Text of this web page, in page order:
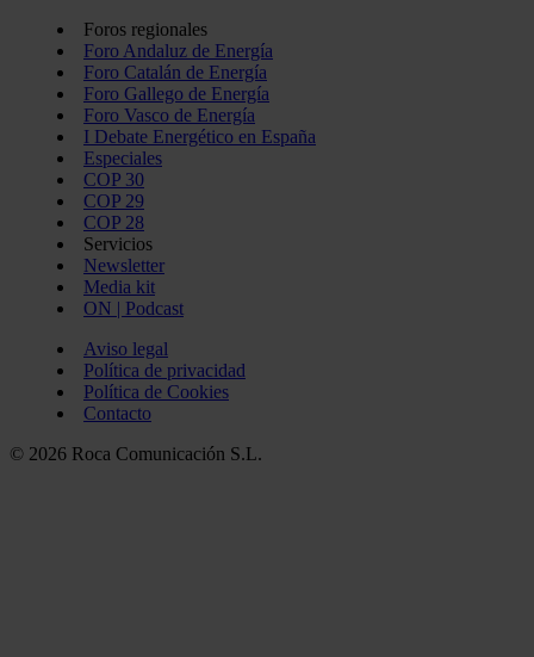
Foros regionales
Foro Andaluz de Energía
Foro Catalán de Energía
Foro Gallego de Energía
Foro Vasco de Energía
I Debate Energético en España
Especiales
COP 30
COP 29
COP 28
Servicios
Newsletter
Media kit
ON | Podcast
Aviso legal
Política de privacidad
Política de Cookies
Contacto
© 2026 Roca Comunicación S.L.